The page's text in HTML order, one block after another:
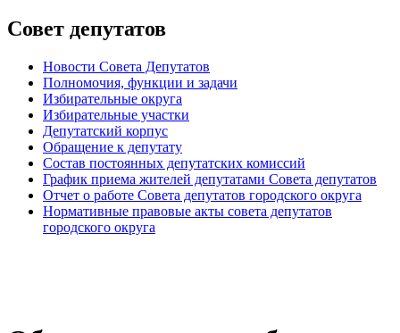
Совет депутатов
Новости Совета Депутатов
Полномочия, функции и задачи
Избирательные округа
Избирательные участки
Депутатский корпус
Обращение к депутату
Состав постоянных депутатских комиссий
График приема жителей депутатами Совета депутатов
Отчет о работе Совета депутатов городского округа
Нормативные правовые акты совета депутатов
городского округа